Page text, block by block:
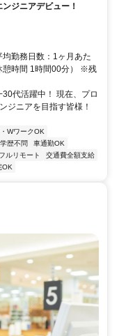
ジニアデビュー！
勤務日数：1ヶ月あた
憩時間 1時間00分） ※残
代活躍中！ 現在、プロ
ジニアを目指す皆様！
WワークOK
学歴不問
車通勤OK
フルリモート
交通費全額支給
OK